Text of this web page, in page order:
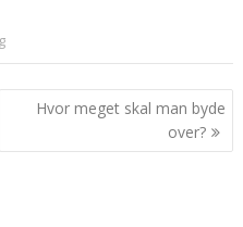
Hvor meget skal man byde
over?